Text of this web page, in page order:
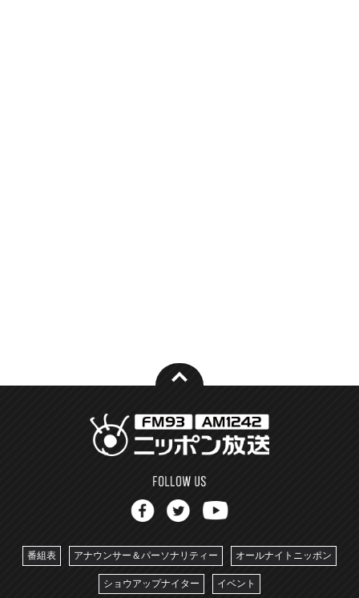
番組表 アナウンサー＆パーソナリティー オールナイトニッポン
ショウアップナイター イベント